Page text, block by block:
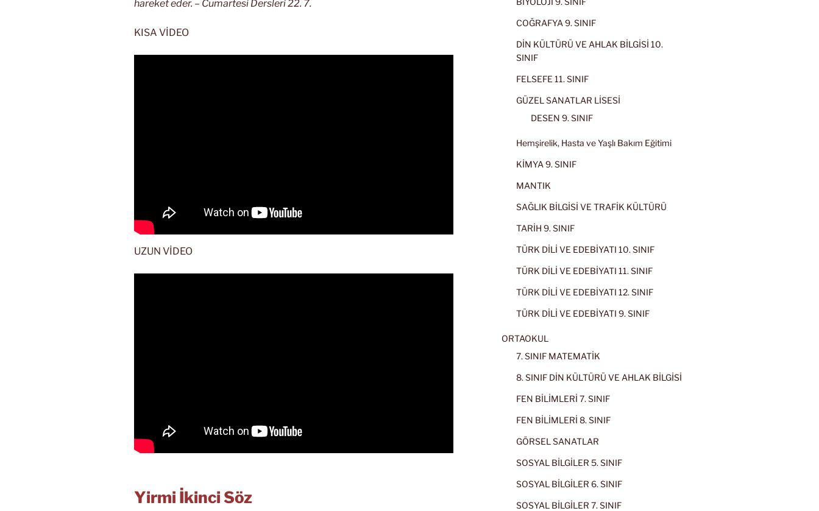
hareket eder. – Cumartesi Dersleri 22. 7.
KISA VİDEO
UZUN VİDEO
Yirmi İkinci Söz
COĞRAFYA 9. SINIF
DİN KÜLTÜRÜ VE AHLAK BİLGİSİ 10.
SINIF
FELSEFE 11. SINIF
GÜZEL SANATLAR LİSESİ
DESEN 9. SINIF
Hemşirelik, Hasta ve Yaşlı Bakım Eğitimi
KİMYA 9. SINIF
MANTIK
SAĞLIK BİLGİSİ VE TRAFİK KÜLTÜRÜ
TARİH 9. SINIF
TÜRK DİLİ VE EDEBİYATI 10. SINIF
TÜRK DİLİ VE EDEBİYATI 11. SINIF
TÜRK DİLİ VE EDEBİYATI 12. SINIF
TÜRK DİLİ VE EDEBİYATI 9. SINIF
ORTAOKUL
7. SINIF MATEMATİK
8. SINIF DİN KÜLTÜRÜ VE AHLAK BİLGİSİ
FEN BİLİMLERİ 7. SINIF
FEN BİLİMLERİ 8. SINIF
GÖRSEL SANATLAR
SOSYAL BİLGİLER 5. SINIF
SOSYAL BİLGİLER 6. SINIF
SOSYAL BİLGİLER 7. SINIF